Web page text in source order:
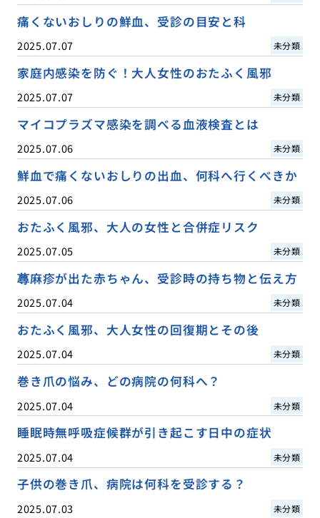
痛くないおしりの鮮血、受診の目安と科
2025.07.07 未分類
家庭内感染を防ぐ！大人女性のおたふく風邪
2025.07.07 未分類
マイコプラズマ感染を調べる血液検査とは
2025.07.06 未分類
鮮血で痛くないおしりの出血、何科へ行くべきか
2025.07.06 未分類
おたふく風邪、大人の女性と合併症リスク
2025.07.05 未分類
蕁麻疹が出た赤ちゃん、受診時の持ち物と伝え方
2025.07.04 未分類
おたふく風邪、大人女性の回復期とその後
2025.07.04 未分類
巻き爪の悩み、どの病院の何科へ？
2025.07.04 未分類
睡眠時無呼吸症候群が引き起こす日中の症状
2025.07.04 未分類
子供の巻き爪、病院は何科を受診する？
2025.07.03 未分類